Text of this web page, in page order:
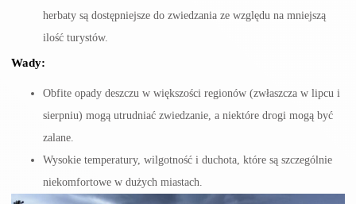
herbaty są dostępniejsze do zwiedzania ze względu na mniejszą
ilość turystów.
Wady:
Obfite opady deszczu w większości regionów (zwłaszcza w lipcu i
sierpniu) mogą utrudniać zwiedzanie, a niektóre drogi mogą być
zalane.
Wysokie temperatury, wilgotność i duchota, które są szczególnie
niekomfortowe w dużych miastach.